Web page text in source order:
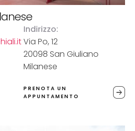
Indirizzo:
Via Po, 12
20098 San Giuliano
Milanese
PRENOTA UN
APPUNTAMENTO